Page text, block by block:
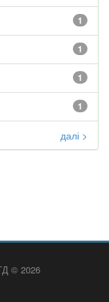
1
1
1
1
далі >
© 2026